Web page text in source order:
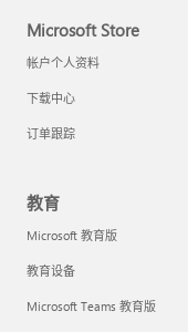
Microsoft Store
帐户个人资料
下载中心
订单跟踪
教育
Microsoft 教育版
教育设备
Microsoft Teams 教育版